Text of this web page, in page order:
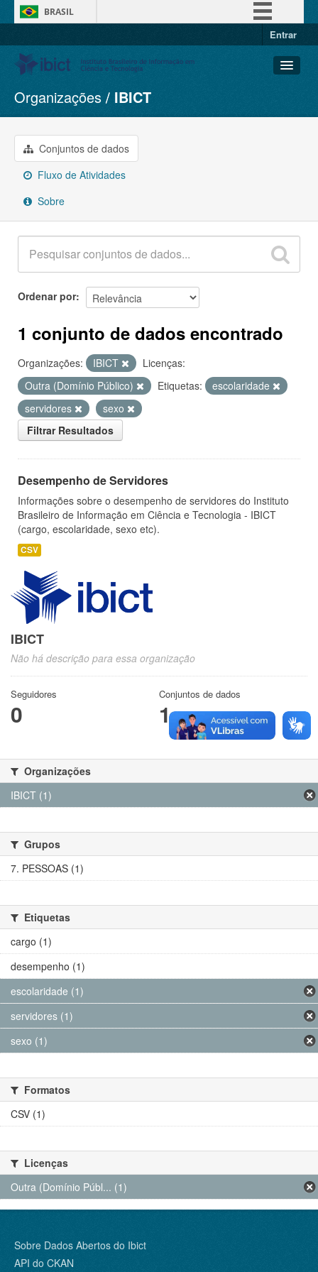
BRASIL
Entrar
Conjuntos de dados
Organizações
Grupos
Sobre
Organizações IBICT
Conjuntos de dados
Fluxo de Atividades
Sobre
Ordenar por
1 conjunto de dados encontrado
Organizações: IBICT
Licenças:
Outra (Domínio Público)
Etiquetas:
escolaridade
servidores
sexo
Filtrar Resultados
Desempenho de Servidores
Informações sobre o desempenho de servidores do Instituto
Brasileiro de Informação em Ciência e Tecnologia - IBICT
(cargo, escolaridade, sexo etc).
CSV
IBICT
Não há descrição para essa organização
Seguidores
0
Conjuntos de dados
1
Organizações
IBICT (1)
Grupos
7. PESSOAS (1)
Etiquetas
cargo (1)
desempenho (1)
escolaridade (1)
servidores (1)
sexo (1)
Formatos
CSV (1)
Licenças
Outra (Domínio Públ... (1)
Sobre Dados Abertos do Ibict
API do CKAN